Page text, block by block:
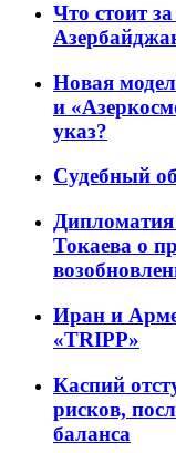
Что стоит
Новая
и
указ?
Судебный
Токаева о
Иран и
«TRIPP»
Каспий
рисков,
баланса